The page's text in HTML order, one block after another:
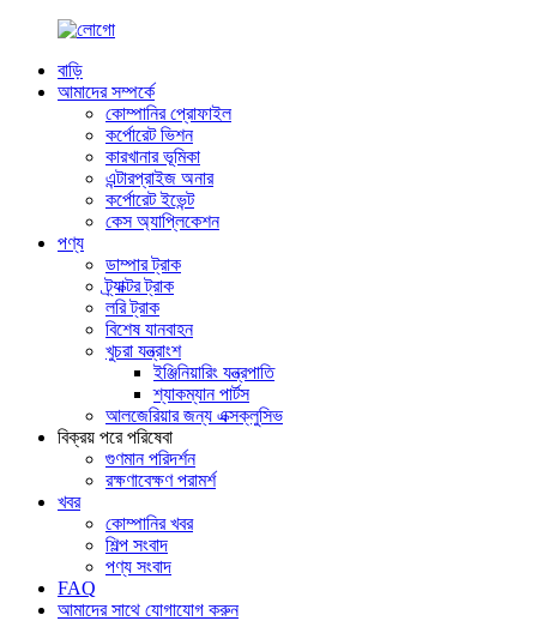
বাড়ি
আমাদের সম্পর্কে
কোম্পানির প্রোফাইল
কর্পোরেট ভিশন
কারখানার ভূমিকা
এন্টারপ্রাইজ অনার
কর্পোরেট ইভেন্ট
কেস অ্যাপ্লিকেশন
পণ্য
ডাম্পার ট্রাক
ট্র্যাক্টর ট্রাক
লরি ট্রাক
বিশেষ যানবাহন
খুচরা যন্ত্রাংশ
ইঞ্জিনিয়ারিং যন্ত্রপাতি
শ্যাকম্যান পার্টস
আলজেরিয়ার জন্য এক্সক্লুসিভ
বিক্রয় পরে পরিষেবা
গুণমান পরিদর্শন
রক্ষণাবেক্ষণ পরামর্শ
খবর
কোম্পানির খবর
শিল্প সংবাদ
পণ্য সংবাদ
FAQ
আমাদের সাথে যোগাযোগ করুন